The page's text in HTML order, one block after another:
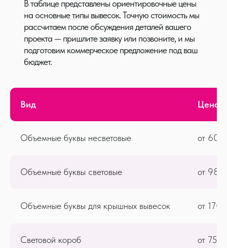
В таблице представлены ориентировочные цены
на основные типы вывесок. Точную стоимость мы
рассчитаем после обсуждения деталей вашего
проекта — пришлите заявку или позвоните, и мы
подготовим коммерческое предложение под ваш
бюджет.
Вид Цена
Объемные буквы несветовые от 60
Объемные буквы световые от 98
Объемные буквы для крышных вывесок от 170
Световой короб от